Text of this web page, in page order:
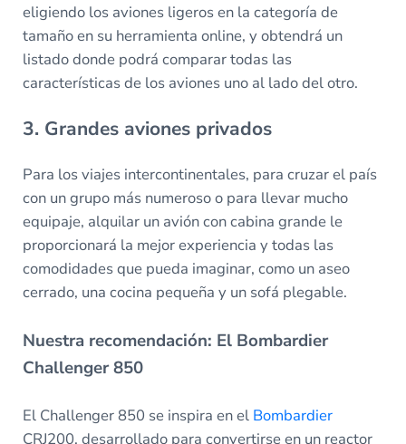
eligiendo los aviones ligeros en la categoría de
tamaño en su herramienta online, y obtendrá un
listado donde podrá comparar todas las
características de los aviones uno al lado del otro.
3. Grandes aviones privados
Para los viajes intercontinentales, para cruzar el país
con un grupo más numeroso o para llevar mucho
equipaje, alquilar un avión con cabina grande le
proporcionará la mejor experiencia y todas las
comodidades que pueda imaginar, como un aseo
cerrado, una cocina pequeña y un sofá plegable.
Nuestra recomendación: El Bombardier
Challenger 850
El Challenger 850 se inspira en el Bombardier
CRJ200, desarrollado para convertirse en un reactor